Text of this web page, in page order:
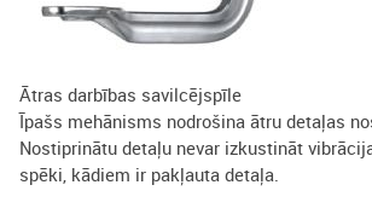
Ātras darbības savilcējspīle
Īpašs mehānisms nodrošina ātru detaļas
Nostiprinātu detaļu nevar izkustināt
spēki, kādiem ir pakļauta detaļa.